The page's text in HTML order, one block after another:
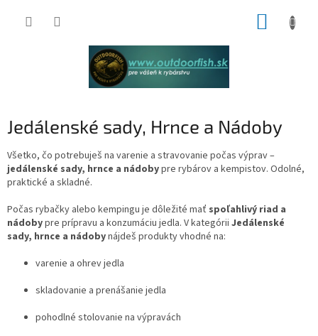
Jedálenské sady, Hrnce a Nádoby
Všetko, čo potrebuješ na varenie a stravovanie počas výprav –
jedálenské sady, hrnce a nádobypre rybárov a kempistov. Odolné,
praktické a skladné.
Počas rybačky alebo kempingu je dôležité mať spoľahlivý riad a
nádobypre prípravu a konzumáciu jedla. V kategórii Jedálenské
sady, hrnce a nádobynájdeš produkty vhodné na:
varenie a ohrev jedla
skladovanie a prenášanie jedla
pohodlné stolovanie na výpravách